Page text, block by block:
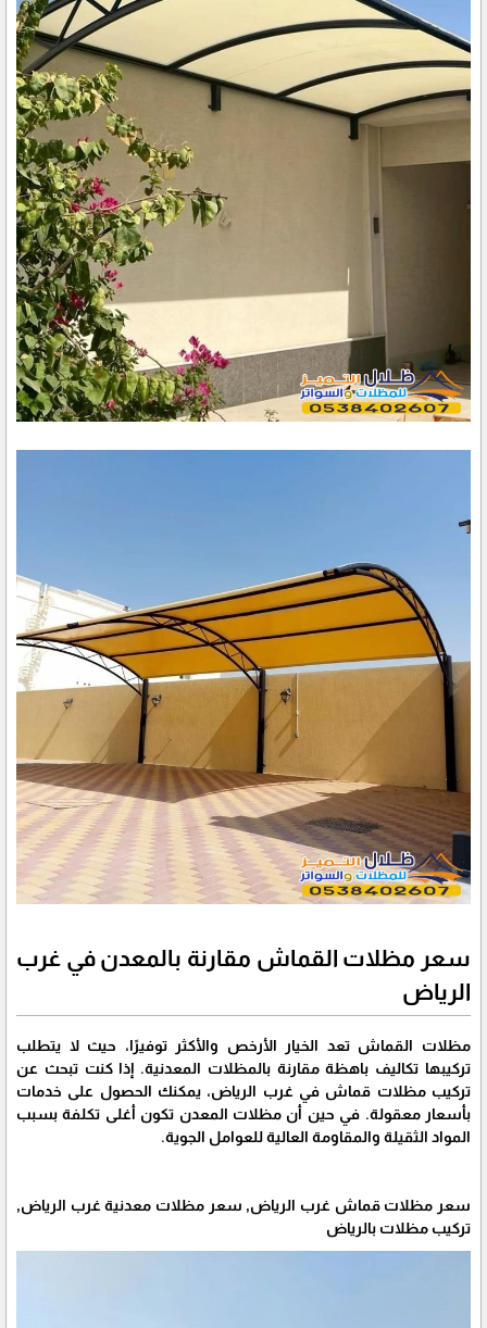
سعر مظلات القماش مقارنة بالمعدن في غرب
الرياض
مظلات القماش تعد الخيار الأرخص والأكثر توفيرًا، حيث لا يتطلب
تركيبها تكاليف باهظة مقارنة بالمظلات المعدنية. إذا كنت تبحث عن
تركيب مظلات قماش في غرب الرياض، يمكنك الحصول على خدمات
بأسعار معقولة. في حين أن مظلات المعدن تكون أغلى تكلفة بسبب
المواد الثقيلة والمقاومة العالية للعوامل الجوية.
سعر مظلات قماش غرب الرياض, سعر مظلات معدنية غرب الرياض,
تركيب مظلات بالرياض